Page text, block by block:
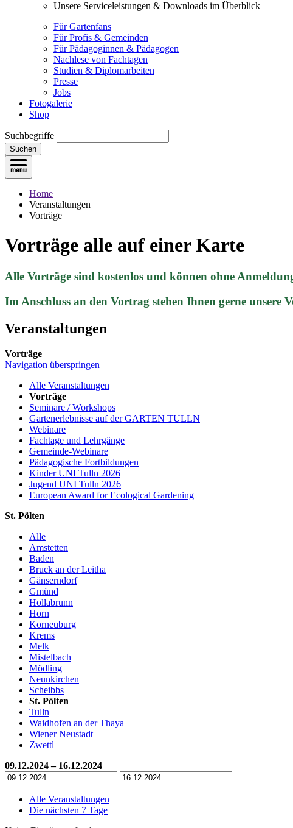
Unsere Serviceleistungen & Downloads im Überblick
Für Gartenfans
Für Profis & Gemeinden
Für Pädagoginnen & Pädagogen
Nachlese von Fachtagen
Studien & Diplomarbeiten
Presse
Jobs
Fotogalerie
Shop
Suchbegriffe
Suchen
Home
Veranstaltungen
Vorträge
Vorträge alle auf einer Karte
Alle Vorträge sind kostenlos und können ohne
Im Anschluss an den Vortrag stehen Ihnen gerne
Veranstaltungen
Vorträge
Navigation überspringen
Alle Veranstaltungen
Vorträge
Seminare / Workshops
Gartenerlebnisse auf der GARTEN TULLN
Webinare
Fachtage und Lehrgänge
Gemeinde-Webinare
Pädagogische Fortbildungen
Kinder UNI Tulln 2026
Jugend UNI Tulln 2026
European Award for Ecological Gardening
St. Pölten
Alle
Amstetten
Baden
Bruck an der Leitha
Gänserndorf
Gmünd
Hollabrunn
Horn
Korneuburg
Krems
Melk
Mistelbach
Mödling
Neunkirchen
Scheibbs
St. Pölten
Tulln
Waidhofen an der Thaya
Wiener Neustadt
Zwettl
09.12.2024 – 16.12.2024
Alle Veranstaltungen
Die nächsten 7 Tage